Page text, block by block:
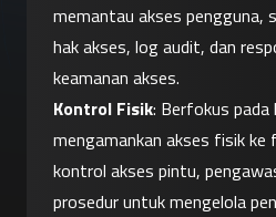
memantau akses pengguna,
hak akses, log audit, dan
keamanan akses.
Kontrol Fisik: Berfokus
mengamankan akses fisik
kontrol akses pintu,
prosedur untuk mengelola